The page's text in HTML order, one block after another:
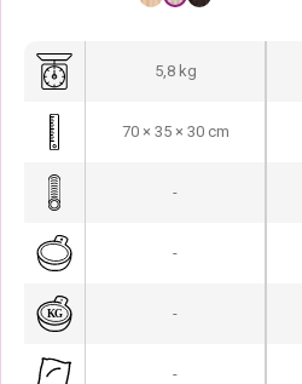
5,8 kg
70 × 35 × 30 cm
-
-
-
-